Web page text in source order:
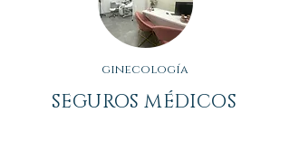
ginecología
SEGUROS MÉDICOS